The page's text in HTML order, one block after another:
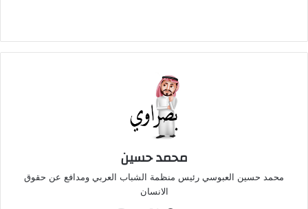
محمد حسين
محمد حسين العبوسي رئيس منظمة الشباب العربي ومدافع عن حقوق
الانسان